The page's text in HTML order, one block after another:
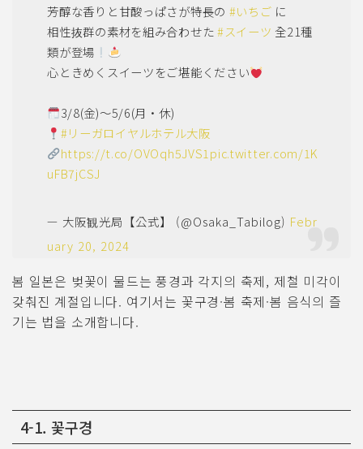
芳醇な香りと甘酸っぱさが特長の #いちご に
相性抜群の素材を組み合わせた#スイーツ 全21種
類が登場
心ときめくスイーツをご堪能ください
3/8(金)～5/6(月・休)
#リーガロイヤルホテル大阪
https://t.co/OVOqh5JVS1 pic.twitter.com/1K
uFB7jCSJ
— 大阪観光局【公式】 (@Osaka_Tabilog) Febr
uary 20, 2024
봄 일본은 벚꽃이 물드는 풍경과 각지의 축제, 제철 미각이
갖춰진 계절입니다. 여기서는 꽃구경·봄 축제·봄 음식의 즐
기는 법을 소개합니다.
4-1. 꽃구경